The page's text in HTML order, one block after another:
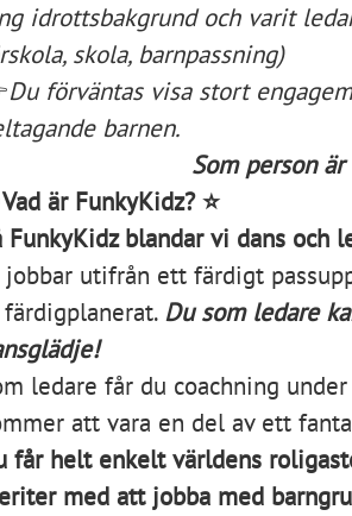
idrottsbakgrund och varit
skola, barnpassning)
Du förväntas visa stort
barnen.
Som person
Vad är FunkyKidz? ⭐
FunkyKidz blandar vi dans
utifrån ett färdigt
Du som ledare
ledare får du coachning
att vara en del av ett
får helt enkelt världens
med att jobba med